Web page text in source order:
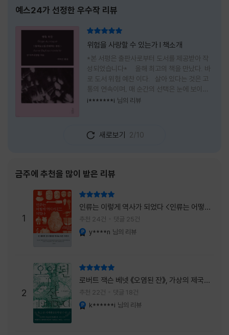
예스24가 선정한 우수작 리뷰
위험을 사랑할 수 있는가 l 책소개
*본 서평은 출판사로부터 도서를 제공받아 작
성되었습니다* 올해 최고의 책을 만났다. 바
로 도서 위험 예찬 이다. 살아 있다는 것은 고
통의 연속이며, 매 순간의 선택은 눈에 보이지
않는 위험을 감수해야 한다는 것을 의미한다.
도전하고 미지의 세계로 발을 내딛기란 결코 쉬
운 일이 아니다. 그러나 이 책을 읽다 보면 그 마
내가 진실로 원했던 방향을 향해 움직이고 있을
지도 모른다. 위험은 두려움의 대상이 아니라,
내가 진짜 원하는 삶으로 향하는 문 앞에 늘 함
께 서 있기 때문이다. 이 책은 프랑스의 철학
자이자 정신분석가인 안 뒤푸르망
i*******i 님의 리뷰
새로보기 2/10
금주에 추천을 많이 받은 리뷰
1
인류는 이렇게 역사가 되었다 <인류는 어떻게
역사가 되었나>
추천 24건 댓글 25건
y****n 님의 리뷰
2
로버트 잭슨 베넷 《오염된 잔》, 가상의 제국이
주는 실감과 미스터리 사건의 치밀함이 이루어
내는 최상의 시너지...
추천 22건 댓글 18건
k******i 님의 리뷰